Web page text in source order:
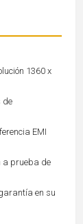
1360 x
de
EMI
a prueba de
en su